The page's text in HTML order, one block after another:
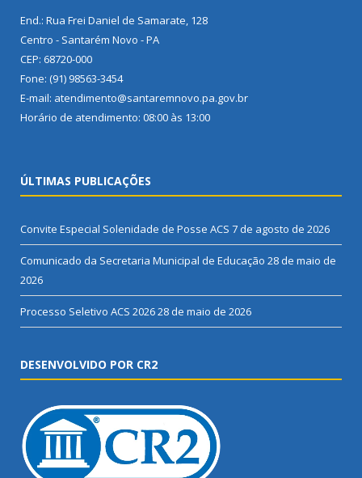
End.: Rua Frei Daniel de Samarate, 128
Centro - Santarém Novo - PA
CEP: 68720-000
Fone: (91) 98563-3454
E-mail: atendimento@santaremnovo.pa.gov.br
Horário de atendimento: 08:00 às 13:00
ÚLTIMAS PUBLICAÇÕES
Convite Especial Solenidade de Posse ACS 7 de agosto de 2026
Comunicado da Secretaria Municipal de Educação 28 de maio de
2026
Processo Seletivo ACS 202628 de maio de 2026
DESENVOLVIDO POR CR2